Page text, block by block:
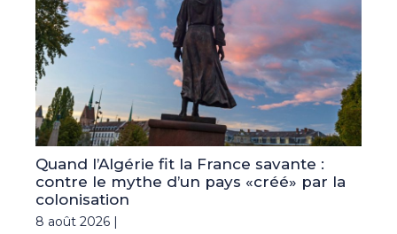
Quand l’Algérie fit la France savante :
contre le mythe d’un pays «créé» par la
colonisation
8 août 2026 |